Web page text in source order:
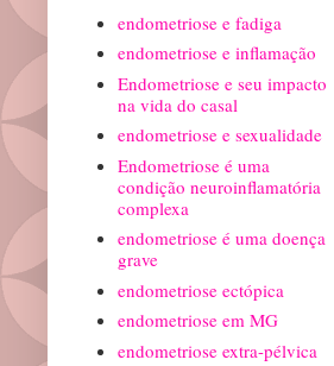
endometriose e fadiga
endometriose e inflamação
Endometriose e seu impacto
na vida do casal
endometriose e sexualidade
Endometriose é uma
condição neuroinflamatória
complexa
endometriose é uma doença
grave
endometriose ectópica
endometriose em MG
endometriose extra-pélvica